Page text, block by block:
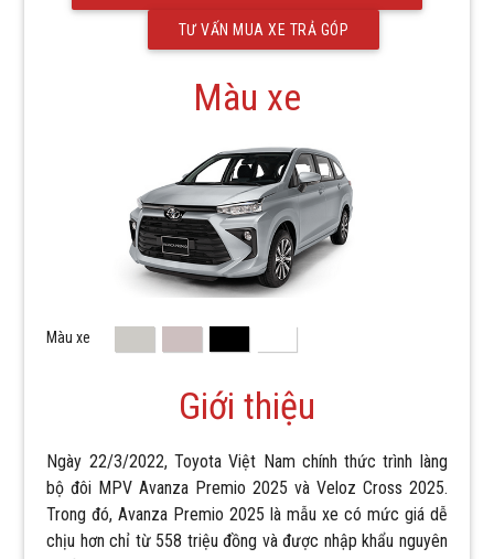
TƯ VẤN MUA XE TRẢ GÓP
Màu xe
Màu xe
Giới thiệu
Ngày 22/3/2022, Toyota Việt Nam chính thức trình làng
bộ đôi MPV Avanza Premio 2025 và Veloz Cross 2025.
Trong đó, Avanza Premio 2025 là mẫu xe có mức giá dễ
chịu hơn chỉ từ 558 triệu đồng và được nhập khẩu nguyên